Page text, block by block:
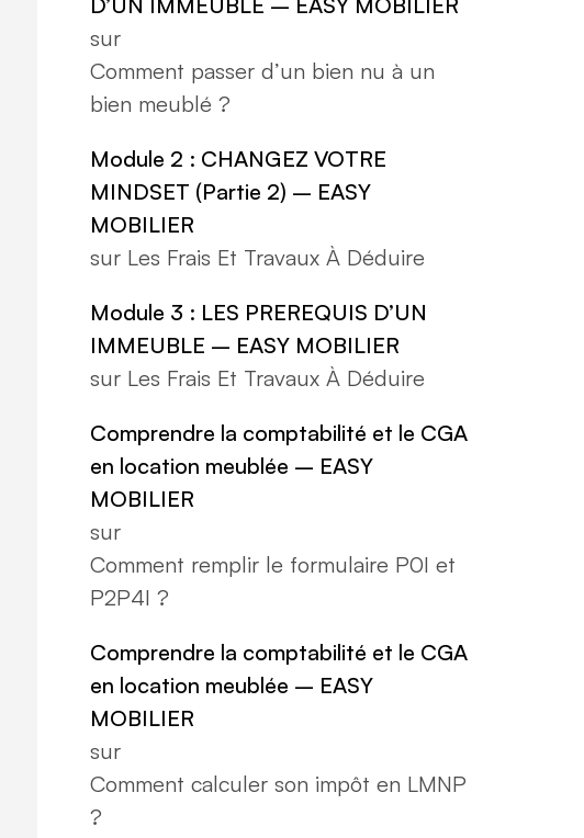
sur
Comment passer d’un bien nu à un
bien meublé ?
Module 2 : CHANGEZ VOTRE
MINDSET (Partie 2) – EASY
MOBILIER
sur Les Frais Et Travaux À Déduire
Module 3 : LES PREREQUIS D’UN
IMMEUBLE – EASY MOBILIER
sur Les Frais Et Travaux À Déduire
Comprendre la comptabilité et le CGA
en location meublée – EASY
MOBILIER
sur
Comment remplir le formulaire P0I et
P2P4I ?
Comprendre la comptabilité et le CGA
en location meublée – EASY
MOBILIER
sur
Comment calculer son impôt en LMNP
?